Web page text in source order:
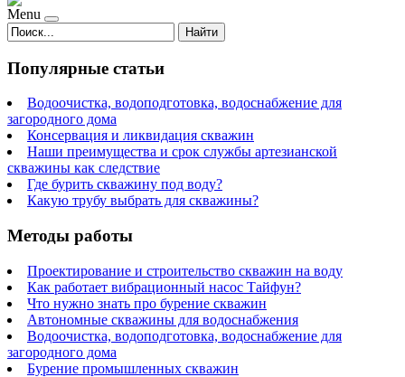
Menu
Найти
Популярные статьи
Водоочистка, водоподготовка, водоснабжение для
загородного дома
Консервация и ликвидация скважин
Наши преимущества и срок службы артезианской
скважины как следствие
Где бурить скважину под воду?
Какую трубу выбрать для скважины?
Методы работы
Проектирование и строительство скважин на воду
Как работает вибрационный насос Тайфун?
Что нужно знать про бурение скважин
Автономные скважины для водоснабжения
Водоочистка, водоподготовка, водоснабжение для
загородного дома
Бурение промышленных скважин